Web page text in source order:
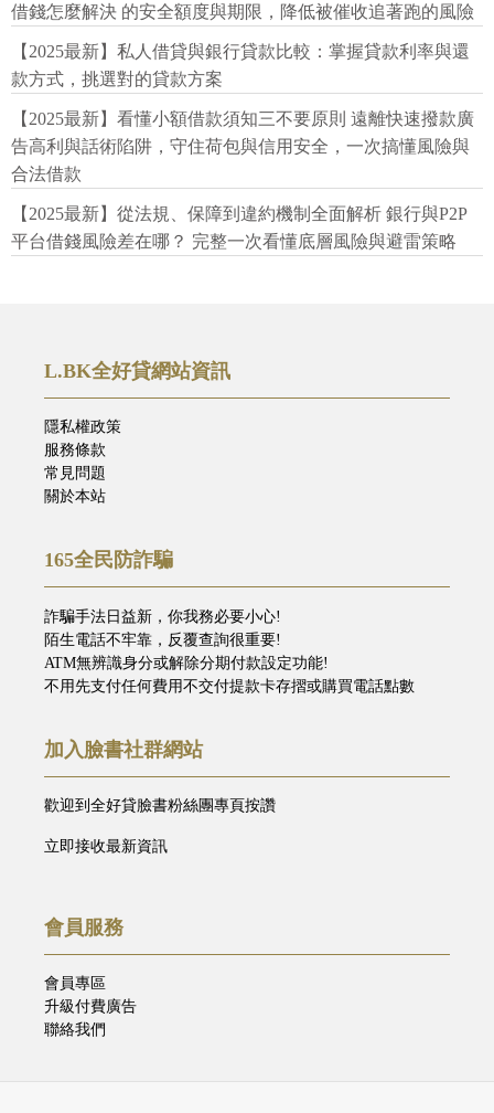
借錢怎麼解決 的安全額度與期限，降低被催收追著跑的風險
【2025最新】私人借貸與銀行貸款比較：掌握貸款利率與還
款方式，挑選對的貸款方案
【2025最新】看懂小額借款須知三不要原則 遠離快速撥款廣
告高利與話術陷阱，守住荷包與信用安全，一次搞懂風險與
合法借款
【2025最新】從法規、保障到違約機制全面解析 銀行與P2P
平台借錢風險差在哪？ 完整一次看懂底層風險與避雷策略
L.BK全好貸網站資訊
隱私權政策
服務條款
常見問題
關於本站
165全民防詐騙
詐騙手法日益新，你我務必要小心!
陌生電話不牢靠，反覆查詢很重要!
ATM無辨識身分或解除分期付款設定功能!
不用先支付任何費用不交付提款卡存摺或購買電話點數
加入臉書社群網站
歡迎到全好貸臉書粉絲團專頁按讚
立即接收最新資訊
會員服務
會員專區
升級付費廣告
聯絡我們